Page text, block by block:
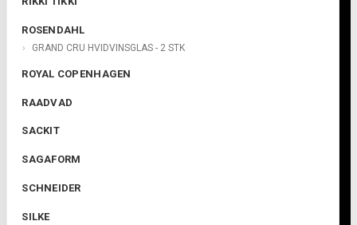
ROSENDAHL
GRAND CRU HVIDVINSGLAS - 2 STK
ROYAL COPENHAGEN
RAADVAD
SACKIT
SAGAFORM
SCHNEIDER
SILKE